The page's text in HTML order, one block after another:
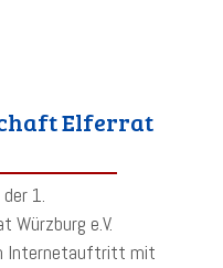
Elferrat
1.
e.V.
Internetauftritt mit